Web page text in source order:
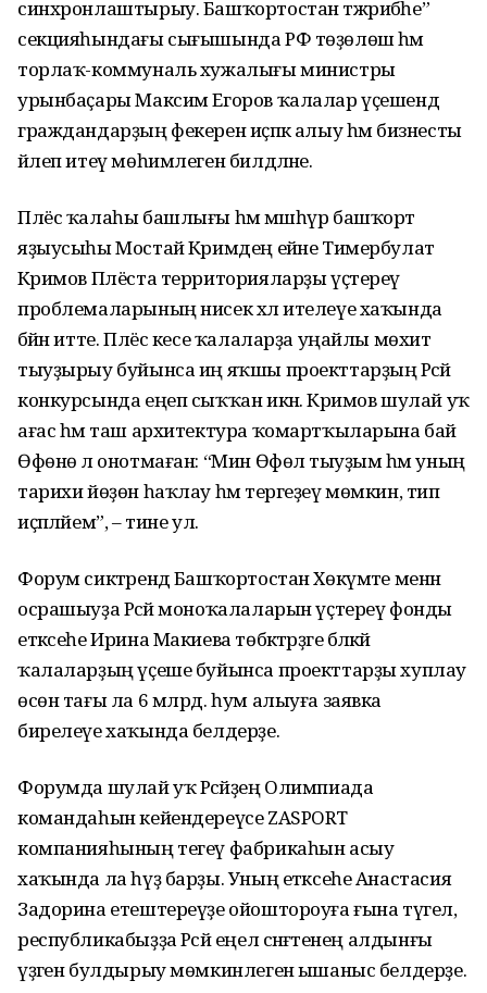
синхронлаштырыу. Башҡортостан тәжрибәһе”
секцияһындағы сығышында РФ төҙөлөш һәм
торлаҡ-коммуналь хужалығы министры
урынбаҫары Максим Егоров ҡалалар үҫешендә
граждандарҙың фекерен иҫәпкә алыу һәм бизнесты
йәлеп итеү мөһимлеген билдәләне.
Плёс ҡалаһы башлығы һәм мәшһүр башҡорт
яҙыусыһы Мостай Кәримдең ейәне Тимербулат
Кәримов Плёста территорияларҙы үҫтереү
проблемаларының нисек хәл ителеүе хаҡында
бәйән итте. Плёс кесе ҡалаларҙа уңайлы мөхит
тыуҙырыу буйынса иң яҡшы проекттарҙың Рәсәй
конкурсында еңеп сыҡҡан икән. Кәримов шулай уҡ
ағас һәм таш архитектура ҡомартҡыларына бай
Өфөнө лә онотмаған: “Мин Өфөлә тыуҙым һәм уның
тарихи йөҙөн һаҡлау һәм тергеҙеү мөмкин, тип
иҫәпләйем”, – тине ул.
Форум сиктәрендә Башҡортостан Хөкүмәте менән
осрашыуҙа Рәсәй моноҡалаларын үҫтереү фонды
етәксеһе Ирина Макиева төбәктәрҙәге бәләкәй
ҡалаларҙың үҫеше буйынса проекттарҙы хуплау
өсөн тағы ла 6 млрд. һум алыуға заявка
бирелеүе хаҡында белдерҙе.
Форумда шулай уҡ Рәсәйҙең Олимпиада
командаһын кейендереүсе ZASPORT
компанияһының тегеү фабрикаһын асыу
хаҡында ла һүҙ барҙы. Уның етәксеһе Анастасия
Задорина етештереүҙе ойоштороуға ғына түгел,
республикабыҙҙа Рәсәй еңел сәнәғәтенең алдынғы
үҙәген булдырыу мөмкинлегенә ышаныс белдерҙе.